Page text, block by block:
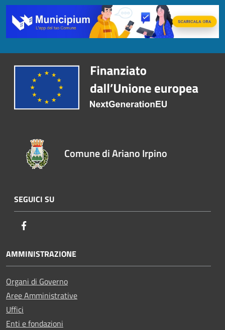
Comune di Ariano Irpino
SEGUICI SU
AMMINISTRAZIONE
Organi di Governo
Aree Amministrative
Uffici
Enti e fondazioni